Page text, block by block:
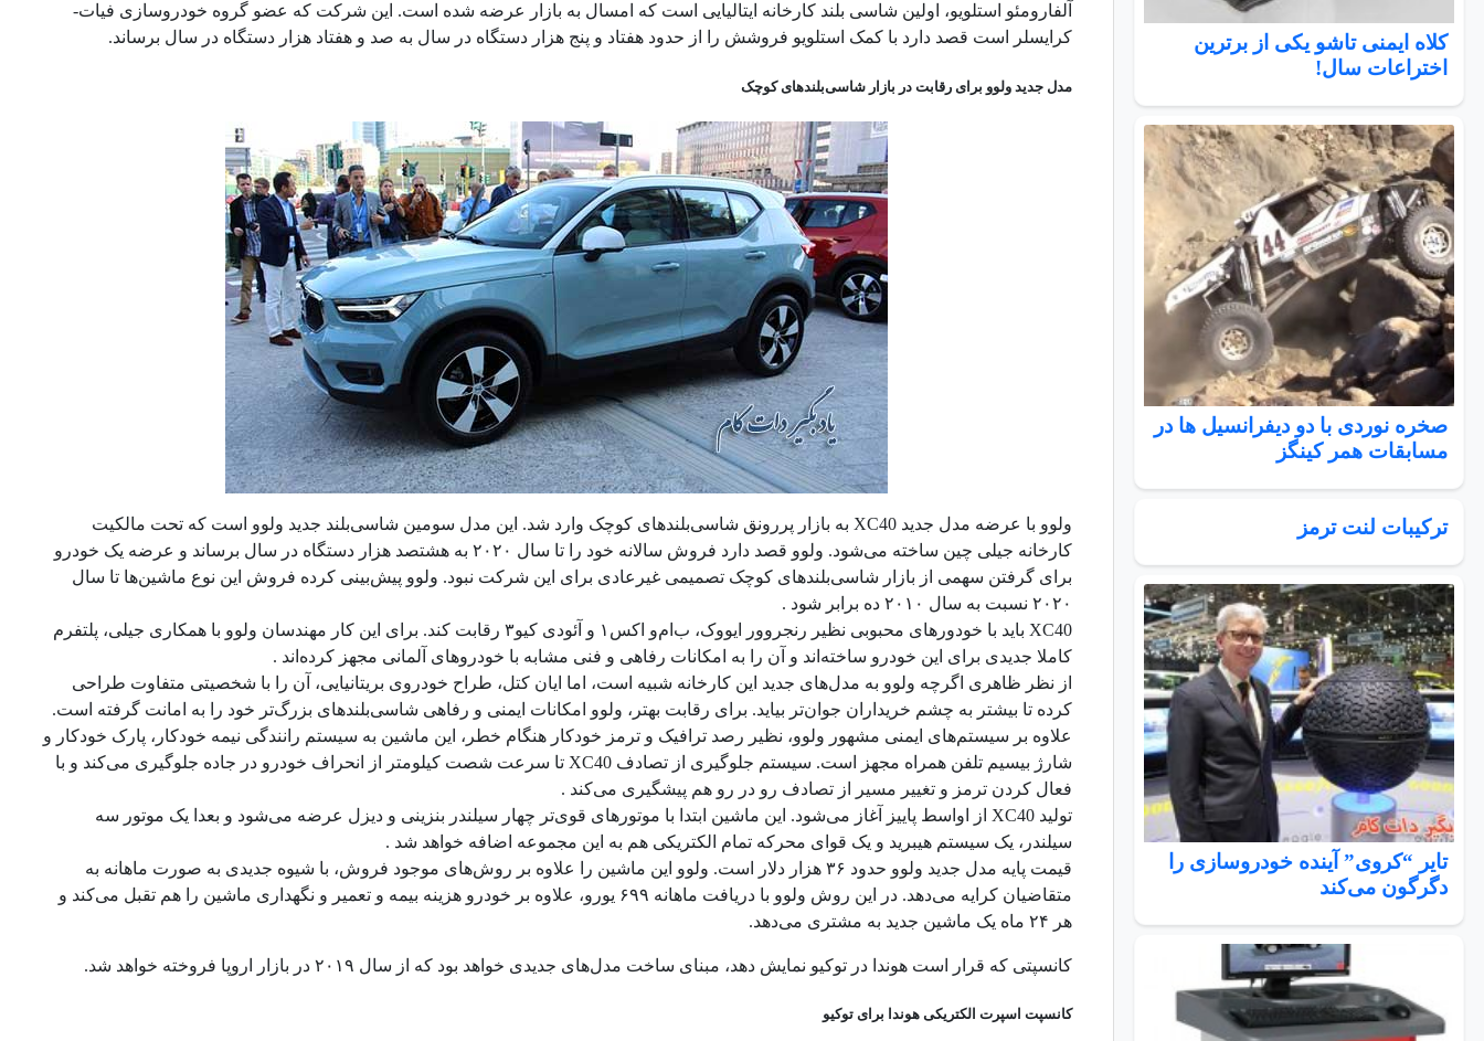
کلاه ایمنی تاشو یکی از برترین
اختراعات سال!
صخره نوردی با دو دیفرانسیل ها در
مسابقات همر کینگز
ترکیبات لنت ترمز
تایر “کروی” آینده خودروسازی را
دگرگون می‌کند
آلفارومئو استلویو، اولین شاسی بلند کارخانه ایتالیایی است که امسال به بازار عرضه شده است. این شرکت که عضو گروه خودروسازی فیات-
کرایسلر است قصد دارد با کمک استلویو فروشش را از حدود هفتاد و پنج هزار دستگاه در سال به صد و هفتاد هزار دستگاه در سال برساند.
مدل جدید ولوو برای رقابت در بازار شاسی‌بلندهای کوچک
ولوو با عرضه مدل جدید XC40 به بازار پررونق شاسی‌بلندهای کوچک وارد شد. این مدل سومین شاسی‌بلند جدید ولوو است که تحت مالکیت
کارخانه جیلی چین ساخته می‌شود. ولوو قصد دارد فروش سالانه خود را تا سال ۲۰۲۰ به هشتصد هزار دستگاه در سال برساند و عرضه یک خودرو
برای گرفتن سهمی از بازار شاسی‌بلندهای کوچک تصمیمی غیرعادی برای این شرکت نبود. ولوو پیش‌بینی کرده فروش این نوع ماشین‌ها تا سال
۲۰۲۰ نسبت به سال ۲۰۱۰ ده برابر شود .
XC40 باید با خودورهای محبوبی نظیر رنجروور ایووک، ب‌ام‌و اکس۱ و آئودی کیو۳ رقابت کند. برای این کار مهندسان ولوو با همکاری جیلی، پلتفرم
کاملا جدیدی برای این خودرو ساخته‌اند و آن را به امکانات رفاهی و فنی مشابه با خودروهای آلمانی مجهز کرده‌اند .
از نظر ظاهری اگرچه ولوو به مدل‌های جدید این کارخانه شبیه است، اما ایان کتل، طراح خودروی بریتانیایی، آن را با شخصیتی متفاوت طراحی
کرده تا بیشتر به چشم خریداران جوان‌تر بیاید. برای رقابت بهتر، ولوو امکانات ایمنی و رفاهی شاسی‌بلندهای بزرگ‌تر خود را به امانت گرفته است.
علاوه بر سیستم‌های ایمنی مشهور ولوو، نظیر رصد ترافیک و ترمز خودکار هنگام خطر، این ماشین به سیستم رانندگی نیمه خودکار، پارک خودکار و
شارژ بیسیم تلفن همراه مجهز است. سیستم جلوگیری از تصادف XC40 تا سرعت شصت کیلومتر از انحراف خودرو در جاده جلوگیری می‌کند و با
فعال کردن ترمز و تغییر مسیر از تصادف رو در رو هم پیشگیری می‌کند .
تولید XC40 از اواسط پاییز آغاز می‌شود. این ماشین ابتدا با موتورهای قوی‌تر چهار سیلندر بنزینی و دیزل عرضه می‌شود و بعدا یک موتور سه
سیلندر، یک سیستم هیبرید و یک قوای محرکه تمام الکتریکی هم به این مجموعه اضافه خواهد شد .
قیمت پایه مدل جدید ولوو حدود ۳۶ هزار دلار است. ولوو این ماشین را علاوه بر روش‌های موجود فروش، با شیوه جدیدی به صورت ماهانه به
متقاضیان کرایه می‌دهد. در این روش ولوو با دریافت ماهانه ۶۹۹ یورو، علاوه بر خودرو هزینه بیمه و تعمیر و نگهداری ماشین را هم تقبل می‌کند و
هر ۲۴ ماه یک ماشین جدید به مشتری می‌دهد.
کانسپتی که قرار است هوندا در توکیو نمایش دهد، مبنای ساخت مدل‌های جدیدی خواهد بود که از سال ۲۰۱۹ در بازار اروپا فروخته خواهد شد.
کانسپت اسپرت الکتریکی هوندا برای توکیو